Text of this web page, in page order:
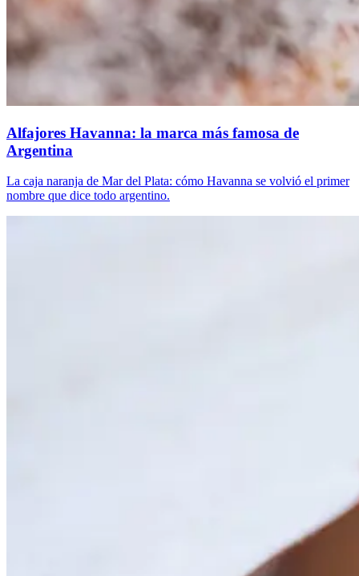
Alfajores Havanna: la marca más famosa de
Argentina
La caja naranja de Mar del Plata: cómo Havanna se volvió el primer
nombre que dice todo argentino.